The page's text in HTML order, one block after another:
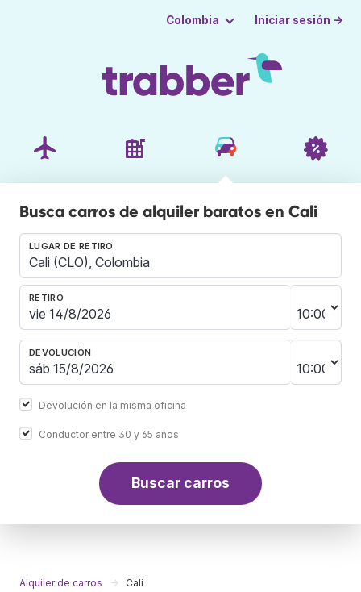
Colombia Iniciar sesión →
Busca carros de alquiler baratos en Cali
LUGAR DE RETIRO
RETIRO
DEVOLUCIÓN
Devolución en la misma oficina
Conductor entre 30 y 65 años
Buscar carros
Alquiler de carros Cali